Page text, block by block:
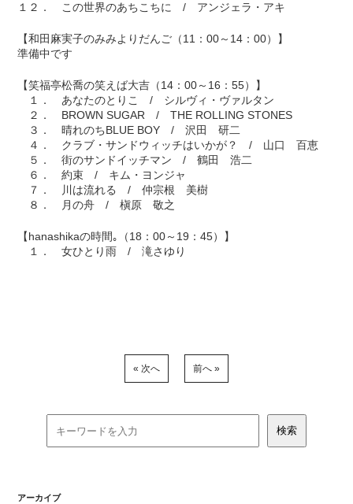
１２． この世界のあちこちに / アンジェラ・アキ
【和田麻実子のみみよりだんご（11：00～14：00）】
準備中です
【笑福亭松喬の笑えば大吉（14：00～16：55）】
１． あなたのとりこ / シルヴィ・ヴァルタン
２． BROWN SUGAR / THE ROLLING STONES
３． 晴れのちBLUE BOY / 沢田 研二
４． クラブ・サンドウィッチはいかが？ / 山口 百恵
５． 街のサンドイッチマン / 鶴田 浩二
６． 約束 / キム・ヨンジャ
７． 川は流れる / 仲宗根 美樹
８． 月の舟 / 槇原 敬之
【hanashikaの時間｡（18：00～19：45）】
１． 女ひとり雨 / 滝さゆり
« 次へ 前へ »
アーカイブ